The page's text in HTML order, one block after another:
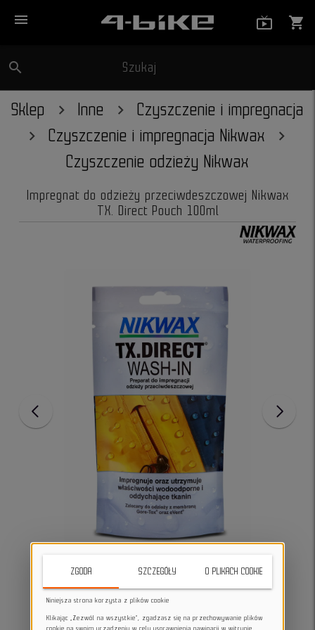
menu shopping_cart
search Szukaj
Sklep Inne
Czyszczenie i impregnacja
Czyszczenie i impregnacja Nikwax
Czyszczenie odzieży Nikwax
Impregnat do odzieży przeciwdeszczowej Nikwax
TX. Direct Pouch 100ml
ZGODA SZCZEGÓŁY O PLIKACH COOKIE
Niniejsza strona korzysta z plików cookie
Klikając „Zezwól na wszystkie”, zgadzasz się na przechowywanie plików
cookie na swoim urządzeniu w celu usprawnienia nawigacji w witrynie,